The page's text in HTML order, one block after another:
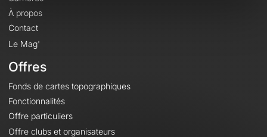
À propos
Contact
Le Mag'
Offres
Fonds de cartes topographiques
Fonctionnalités
Offre particuliers
Offre clubs et organisateurs